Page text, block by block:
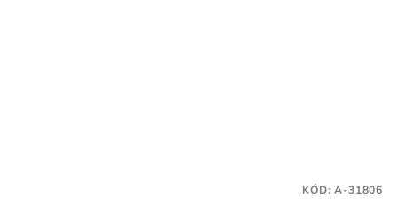
KÓD:A-31806